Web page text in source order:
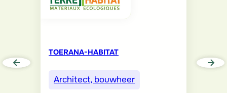
TOERANA-HABITAT
Architect, bouwheer